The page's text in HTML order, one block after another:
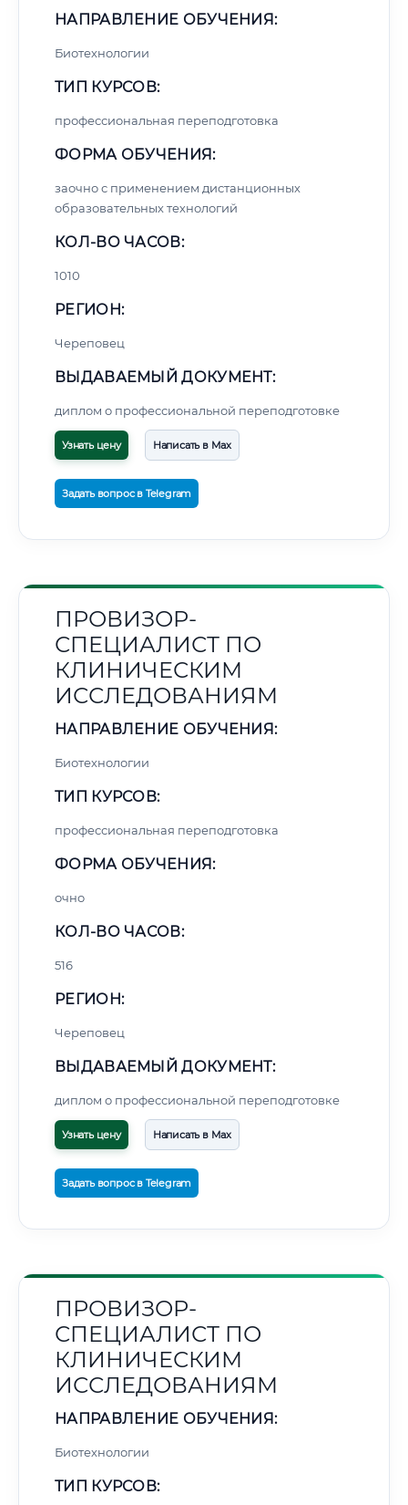
НАПРАВЛЕНИЕ ОБУЧЕНИЯ:
Биотехнологии
ТИП КУРСОВ:
профессиональная переподготовка
ФОРМА ОБУЧЕНИЯ:
заочно с применением дистанционных
образовательных технологий
КОЛ-ВО ЧАСОВ:
1010
РЕГИОН:
Череповец
ВЫДАВАЕМЫЙ ДОКУМЕНТ:
диплом о профессиональной переподготовке
Узнать цену Написать в Max
Задать вопрос в Telegram
ПРОВИЗОР-
СПЕЦИАЛИСТ ПО
КЛИНИЧЕСКИМ
ИССЛЕДОВАНИЯМ
НАПРАВЛЕНИЕ ОБУЧЕНИЯ:
Биотехнологии
ТИП КУРСОВ:
профессиональная переподготовка
ФОРМА ОБУЧЕНИЯ:
очно
КОЛ-ВО ЧАСОВ:
516
РЕГИОН:
Череповец
ВЫДАВАЕМЫЙ ДОКУМЕНТ:
диплом о профессиональной переподготовке
Узнать цену Написать в Max
Задать вопрос в Telegram
ПРОВИЗОР-
СПЕЦИАЛИСТ ПО
КЛИНИЧЕСКИМ
ИССЛЕДОВАНИЯМ
НАПРАВЛЕНИЕ ОБУЧЕНИЯ:
Биотехнологии
ТИП КУРСОВ: